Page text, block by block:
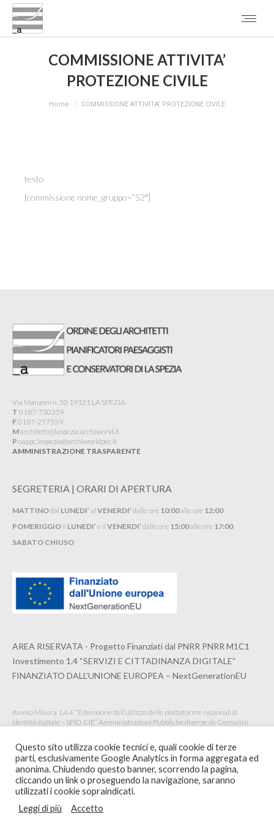
COMMISSIONE ATTIVITA’
PROTEZIONE CIVILE
Home COMMISSIONE ATTIVITA’ PROTEZIONE CIVILE
testo
[commissione nome_gruppo=”52″]
Via Manzoni n. 50 19121 LA SPEZIA
T 0187-730359
F0187-257559
Marchitetti@laspezia.archiworld.it
P oappc.laspezia@archiworldpec.it​
AMMINISTRAZIONE TRASPARENTE
SEGRETERIA | ORARI DI APERTURA
MATTINOdal LUNEDI’ al VENERDI’ dalle ore 10:00alle ore 12:00
POMERIGGIO il LUNEDI’ e il VENERDI’ dalle ore 15:00alle ore 17:00
SABATO CHIUSO
AREA RISERVATA - Progetto Finanziati dal PNRR PNRR M1C1
Investimento 1.4 “SERVIZI E CITTADINANZA DIGITALE”
FINANZIATO DALL’UNIONE EUROPEA – NextGenerationEU
Avviso Misura 1.4.4 “Estensione dell’utilizzo delle piattaforme nazionali di
identità digitale – SPID CIE” Amministrazioni Pubbliche diverse da Comuni e
© 2020 ORDINE ARCHITETTI PPC DELLA SPEZIA -WEBSITE BY
Questo sito utilizza cookie tecnici e, quali cookie di terze
parti, esclusivamente Google Analytics in forma aggregata ed
anonima. Chiudendo questo banner, scorrendo la pagina,
cliccando un link o proseguendo la navigazione, saranno
utilizzati i cookie sopraindicati.
Leggi di più
Accetto